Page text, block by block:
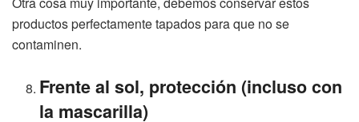
productos perfectamente tapados para que no se
contaminen.
Frente al sol, protección (incluso con
la mascarilla)